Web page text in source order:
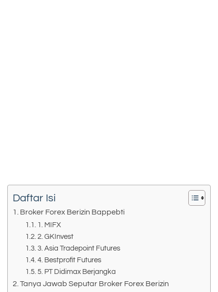
Daftar Isi
Broker Forex Berizin Bappebti
1. MIFX
2. GKInvest
3. Asia Tradepoint Futures
4. Bestprofit Futures
5. PT Didimax Berjangka
Tanya Jawab Seputar Broker Forex Berizin